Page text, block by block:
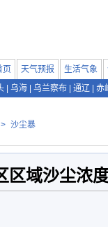
页 天气预报 生活气象
乌海 乌兰察布 通辽 赤
> 沙尘暴
区域沙尘浓